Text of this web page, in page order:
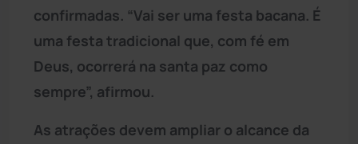
confirmadas. “Vai ser uma festa bacana. É
uma festa tradicional que, com fé em
Deus, ocorrerá na santa paz como
sempre”, afirmou.
As atrações devem ampliar o alcance da